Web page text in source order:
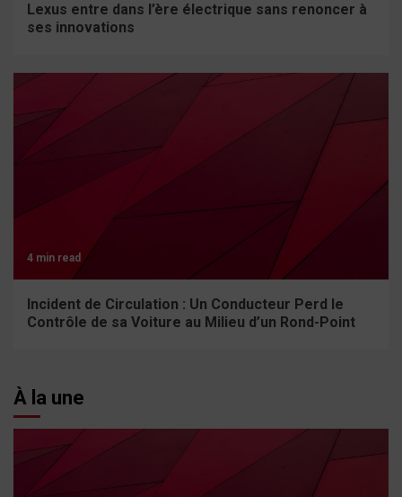
Lexus entre dans l’ère électrique sans renoncer à
ses innovations
4 min read
Incident de Circulation : Un Conducteur Perd le
Contrôle de sa Voiture au Milieu d’un Rond-Point
À la une